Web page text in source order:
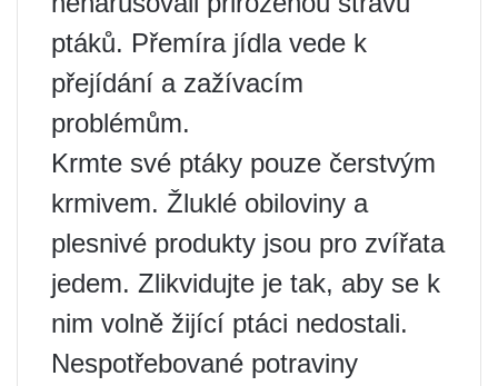
ptáků. Přemíra jídla vede k
přejídání a zažívacím
problémům.
Krmte své ptáky pouze čerstvým
krmivem. Žluklé obiloviny a
plesnivé produkty jsou pro zvířata
jedem. Zlikvidujte je tak, aby se k
nim volně žijící ptáci nedostali.
Nespotřebované potraviny